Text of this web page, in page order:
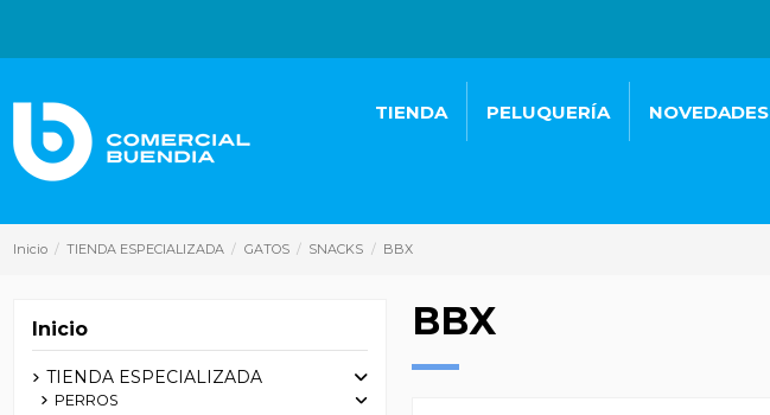
TIENDA PELUQUERÍA NOVEDADES
Inicio TIENDA ESPECIALIZADA GATOS SNACKS BBX
BBX
Inicio
TIENDA ESPECIALIZADA
PERROS